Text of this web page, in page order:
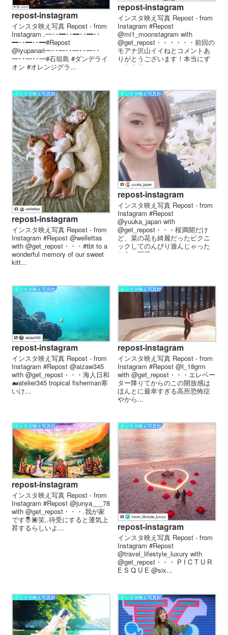
repost-instagram
インスタ映え写真 Repost - from
Instagram . ━･･━･･━･･━･･
━･･━･･━ #Repost
@iyupanari ━･･━･･━･･━･･
━･･━･･━ #石垣島 #ダンデライ
オン #オレンジグラ...
repost-instagram
インスタ映え写真 Repost - from
Instagram #Repost
@mi1_moonstagram with
@get_repost・・・・・・前回の
モアナ沢山イイねとコメントあ
りがとうございます！本当にず
っとやり...
インスタ映え写真館
repost-instagram
インスタ映え写真 Repost - from
Instagram #Repost @wellettas
with @get_repost・・・#tbt to a
wonderful memory of our sweet
kitt...
インスタ映え写真館
repost-instagram
インスタ映え写真 Repost - from
Instagram #Repost
@yuuka_japan with
@get_repost・・・桜満開だけ
ど、 菜の花も綺麗だった ピクニ
ックしてのんびり遊んじゃった
から、 明日...
インスタ映え写真館
repost-instagram
インスタ映え写真 Repost - from
Instagram #Repost @aizaw345
with @get_repost・・・海人日和
🐋atelier345 tropical fisherman寒
いけ...
インスタ映え写真館
repost-instagram
インスタ映え写真 Repost - from
Instagram #Repost @l_18grm
with @get_repost・・・ㅤㅤエレベー
ター降りてからのこの開放感は
ほんとに最幸すぎる️ㅤ高所恐怖症
やから...
インスタ映え写真館
repost-instagram
インスタ映え写真 Repost - from
Instagram #Repost @junya___78
with @get_repost・・・.我が家
です🤴🏾笑..待受にすると運気上
昇するらしいよ...
インスタ映え写真館
repost-instagram
インスタ映え写真 Repost - from
Instagram #Repost
@travel_lifestyle_luxury with
@get_repost・・・ P I C T U R
E S Q U E @six...
インスタ映え写真館 インスタ映え写真館